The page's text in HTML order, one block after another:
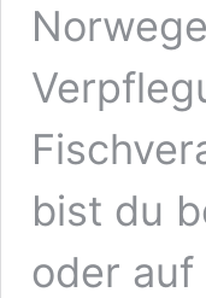
bist du
oder auf